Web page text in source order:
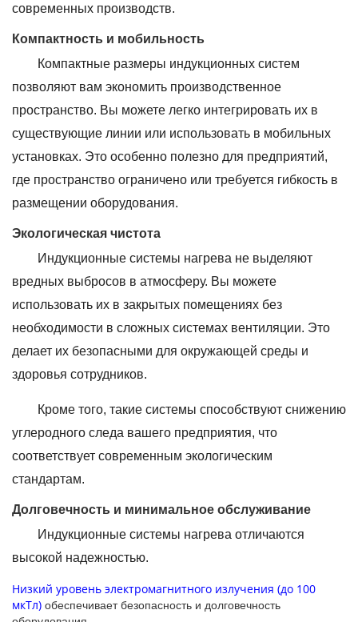
современных производств.
Компактность и мобильность
Компактные размеры индукционных систем
позволяют вам экономить производственное
пространство. Вы можете легко интегрировать их в
существующие линии или использовать в мобильных
установках. Это особенно полезно для предприятий,
где пространство ограничено или требуется гибкость в
размещении оборудования.
Экологическая чистота
Индукционные системы нагрева не выделяют
вредных выбросов в атмосферу. Вы можете
использовать их в закрытых помещениях без
необходимости в сложных системах вентиляции. Это
делает их безопасными для окружающей среды и
здоровья сотрудников.
Кроме того, такие системы способствуют снижению
углеродного следа вашего предприятия, что
соответствует современным экологическим
стандартам.
Долговечность и минимальное обслуживание
Индукционные системы нагрева отличаются
высокой надежностью.
Низкий уровень электромагнитного излучения (до 100
мкТл) обеспечивает безопасность и долговечность